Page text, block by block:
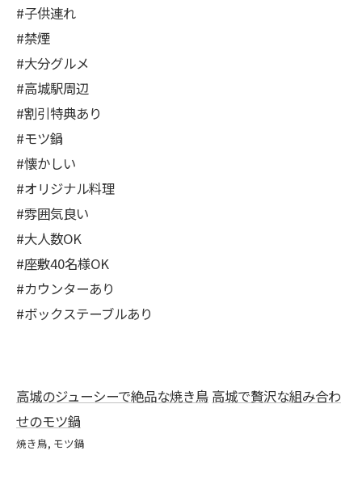
#子供連れ
#禁煙
#大分グルメ
#高城駅周辺
#割引特典あり
#モツ鍋
#懐かしい
#オリジナル料理
#雰囲気良い
#大人数OK
#座敷40名様OK
#カウンターあり
#ボックステーブルあり
高城のジューシーで絶品な焼き鳥 高城で贅沢な組み合わ
せのモツ鍋
焼き鳥 モツ鍋